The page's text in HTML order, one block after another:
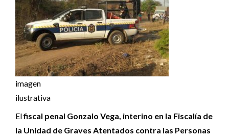
imagen
ilustrativa
Elfiscal penal Gonzalo Vega, interino en la Fiscalía de
la Unidad de Graves Atentados contra las Personas